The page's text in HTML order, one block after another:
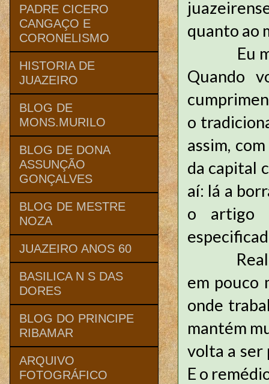
quanto ao
Eu
Quando
o
assim,
da capital
aí: lá a
o artigo
em pouco
onde
mantém
volta a ser
E o
PADRE CICERO
CANGAÇO E
CORONELISMO
HISTORIA DE
JUAZEIRO
BLOG DE
MONS.MURILO
BLOG DE DONA
ASSUNÇÃO
GONÇALVES
BLOG DE MESTRE
NOZA
JUAZEIRO ANOS 60
BASILICA N S DAS
DORES
BLOG DO PRINCIPE
RIBAMAR
ARQUIVO
FOTOGRÁFICO